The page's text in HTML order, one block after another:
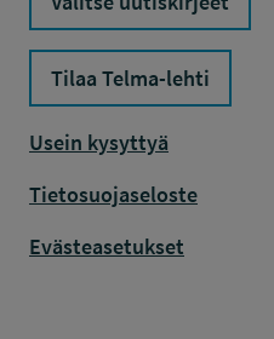
Tilaa Telma-lehti
Usein kysyttyä
Tietosuojaseloste
Evästeasetukset